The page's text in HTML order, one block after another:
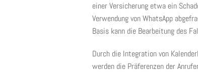
einer Versicherung etwa ein
Verwendung von WhatsApp
Basis kann die Bearbeitung des
Durch die Integration von
werden die Präferenzen der